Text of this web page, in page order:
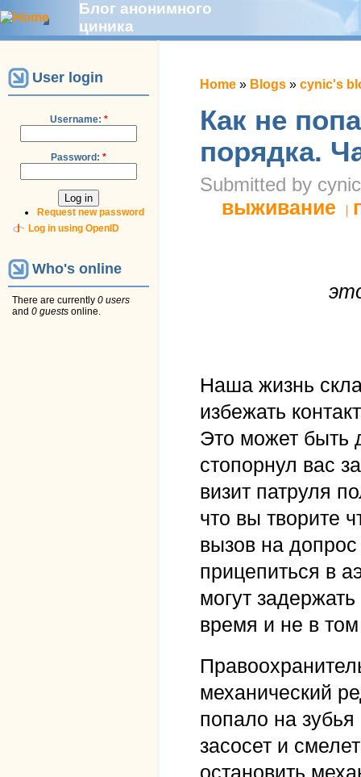
Блог анонимного
циника
User login
Username: *
Password: *
Request new password
Log in using OpenID
Who's online
There are currently 0 users
and 0 guests online.
Home » Blogs » cynic's
Как не
порядка.
Submitted by
выживание
Наша жизнь
избежать
Это может быть
стопорнул вас
визит патруля
что вы творите
вызов на
прицепиться в
могут
время и не в
механический
попало на
засосет и
остановить